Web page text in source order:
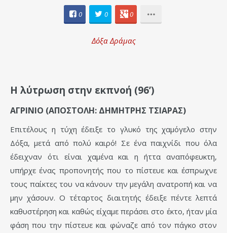
0 0 0
Δόξα Δράμας
Η λύτρωση στην εκπνοή (96’)
ΑΓΡΙΝΙΟ (ΑΠΟΣΤΟΛΗ: ΔΗΜΗΤΡΗΣ ΤΣΙΑΡΑΣ)
Επιτέλους η τύχη έδειξε το γλυκό της χαμόγελο στην
Δόξα, μετά από πολύ καιρό! Σε ένα παιχνίδι που όλα
έδειχναν ότι είναι χαμένα και η ήττα αναπόφευκτη,
υπήρχε ένας προπονητής που το πίστευε και έσπρωχνε
τους παίκτες του να κάνουν την μεγάλη ανατροπή και να
μην χάσουν. Ο τέταρτος διαιτητής έδειξε πέντε λεπτά
καθυστέρηση και καθώς είχαμε περάσει στο έκτο, ήταν μία
φάση που την πίστευε και φώναζε από τον πάγκο στον